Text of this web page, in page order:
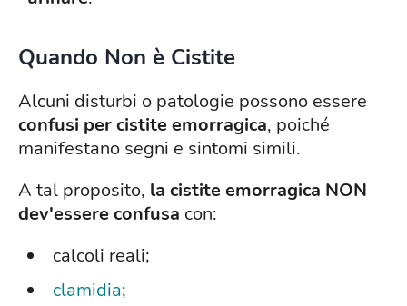
Quando Non è Cistite
Alcuni disturbi o patologie possono essere
confusi per cistite emorragica, poiché
manifestano segni e sintomi simili.
A tal proposito, la cistite emorragica NON
dev'essere confusa con:
calcoli reali;
clamidia;